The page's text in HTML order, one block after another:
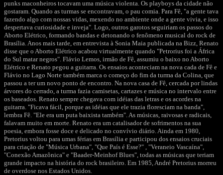
punks maconheiros tocavam uma música violenta. Os playboys da cidade não
gostaram. Quando as turmas se encontravam, o pau comia. Para Fê, "a gente tava
fazendo algo com nossas vidas, mexendo no ambiente onde a gente vivia, e isso
despertava curiosidade e inveja". Logo, outros garotos seguiriam os passos do
Aborto Elétrico, formando bandas e detonando o fenômeno musical do rock de
Brasília. Anos mais tarde, em entrevista à Sonia Maia publicada na Bizz, Renato
disse que o Aborto Elétrico acabou virtualmente quando "Petrorius foi a África
do Sul matar negros". Flávio Lemos, irmão de Fê, assumiu o baixo no Aborto
Elétrico e Renato pegou a guitarra. Os ensaios aconteciam na nova cada de Fê e
Flávio no Lago Norte também marca o começo do fim da turma da Colina, que
passou a ter um novo ponto de encontro. Na nova casa de Fê, cercada por lindas
árvores do cerrado, a turma fazia camisetas, cartazes e música no intervalo entre
os baseados. Renato sempre chegava com idéias das letras e os acordes na
guitarra. "Ficava fácil, porque as idéias que ele trazia floresciam na banda",
lembra Fê. "Ele era um puta baixista também". As músicas, raivosas e radicais,
falavam muito em morte. Renato era um catalisador de sofrimentos na sua
poesia, embora fosse doce e delicado no convívio diário. Ainda em 1980,
Pretorius voltou para umas férias em Brasília e participou dos ensaios cruciais
para criação de "Música Urbana", "Que País é Esse?" , "Veraneio Vascaína",
"Conexão Amazônica" e "Baader-Meinhof Blues", todas as músicas que teriam
grande impacto na história do rock brasileiro. Em 1985, André Pretorius morreu
de overdose nos Estados Unidos.